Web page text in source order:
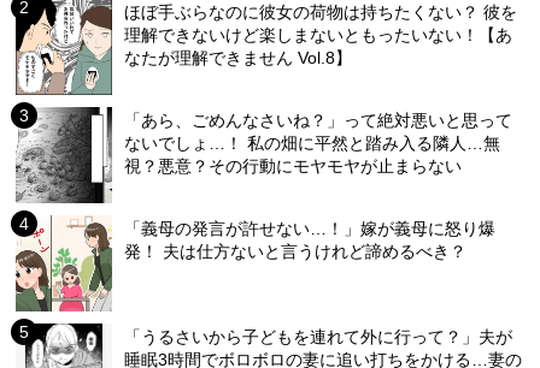
ほぼ手ぶらなのに彼女の荷物は持ちたくない？ 彼を
理解できないけど楽しまないともったいない！【あ
なたが理解できません Vol.8】
「あら、ごめんなさいね？」って絶対悪いと思って
ないでしょ…！ 私の畑に平然と踏み入る隣人…無
視？悪意？その行動にモヤモヤが止まらない
「義母の発言が許せない…！」嫁が義母に怒り爆
発！ 夫は仕方ないと言うけれど諦めるべき？
「うるさいから子どもを連れて外に行って？」夫が
睡眠3時間でボロボロの妻に追い打ちをかける…妻の